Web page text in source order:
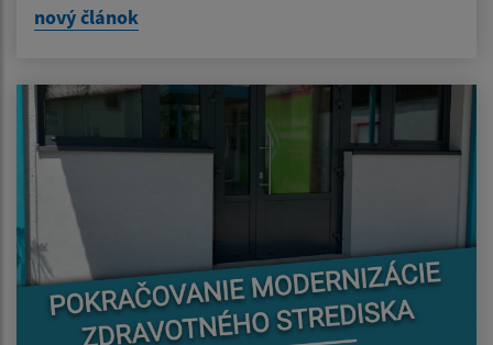
nový článok